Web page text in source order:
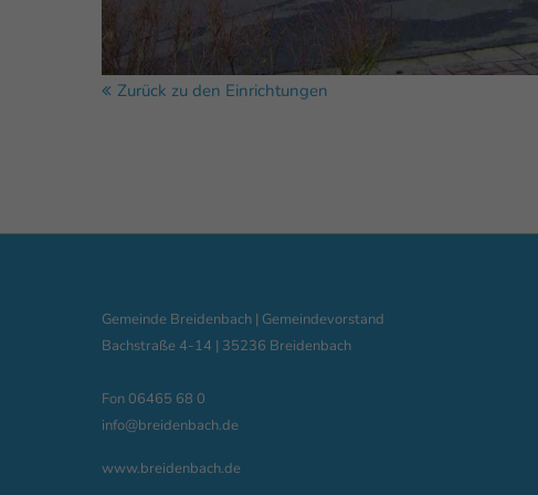
Zurück zu den Einrichtungen
Gemeinde Breidenbach | Gemeindevorstand
Bachstraße 4-14 | 35236 Breidenbach
Fon 06465 68 0
info@breidenbach.de
www.breidenbach.de